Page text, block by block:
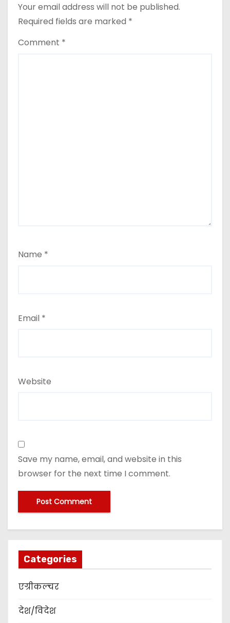
o
Your email address will not be published.
Required fields are marked *
Comment *
Name *
Email *
Website
Save my name, email, and website in this
browser for the next time I comment.
Categories
एग्रीकल्चर
देश/विदेश